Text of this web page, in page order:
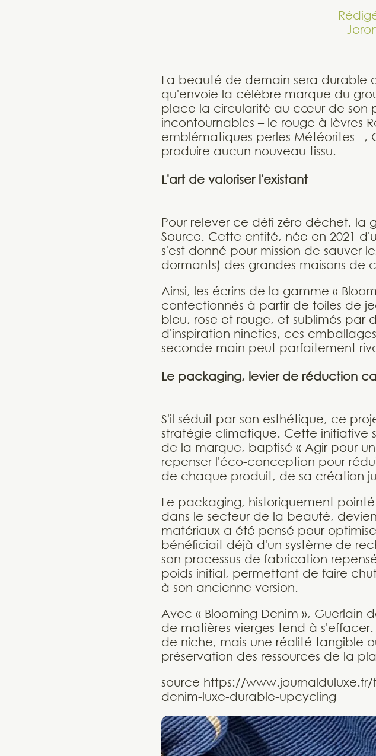
La beauté de demain sera durable
qu'envoie la célèbre marque du
place la circularité au cœur de son
incontournables – le rouge à lèvres
emblématiques perles Météorites
produire aucun nouveau tissu.
L'art de valoriser l'existant
Pour relever ce défi zéro déchet, la
Source. Cette entité, née en 2021
s'est donné pour mission de sauver
dormants) des grandes maisons de
Ainsi, les écrins de la gamme «
confectionnés à partir de toiles de
bleu, rose et rouge, et sublimés par
d'inspiration nineties, ces
seconde main peut parfaitement
Le packaging, levier de réduction
S'il séduit par son esthétique, ce
stratégie climatique. Cette initiative
de la marque, baptisé « Agir pour
repenser l'éco-conception pour
de chaque produit, de sa création
Le packaging, historiquement
dans le secteur de la beauté,
matériaux a été pensé pour
bénéficiait déjà d'un système de
son processus de fabrication
poids initial, permettant de faire
à son ancienne version.
Avec « Blooming Denim »,
de matières vierges tend à
de niche, mais une réalité tangible
préservation des ressources de la
source https://
denim-luxe-durable-upcycling